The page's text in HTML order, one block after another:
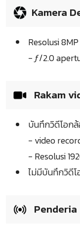
Kamera
Resolusi 8MP
- ƒ/2.0
Rakam
บันทึกวิดีโอก
- video
- Resolusi
ไม่มีบันทึกวิดี
Penderia